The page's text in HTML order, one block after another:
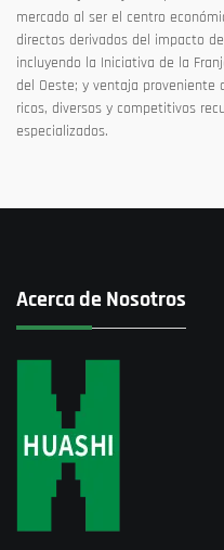
mercado al ser el centro
directos derivados del impacto
incluyendo la Iniciativa de la
del Oeste; y ventaja proveniente
ricos, diversos y competitivos
especializados.
Acerca de Nosotros